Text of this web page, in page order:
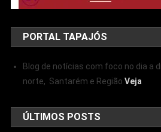
PORTAL TAPAJÓS
Blog de notícias com foco no dia a
norte, Santarém e RegiãoVeja
ÚLTIMOS POSTS